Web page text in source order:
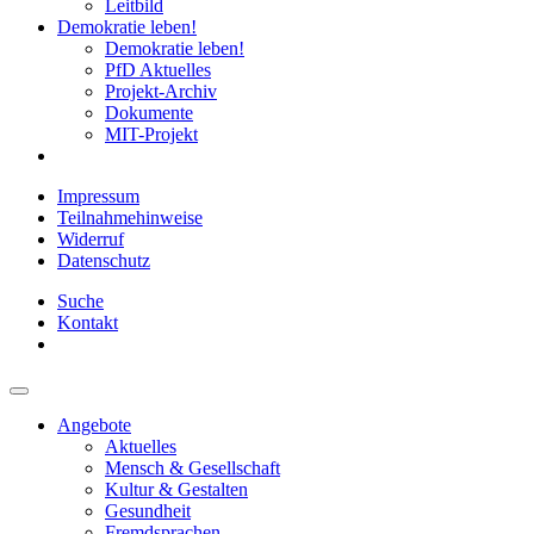
Leitbild
Demokratie leben!
Demokratie leben!
PfD Aktuelles
Projekt-Archiv
Dokumente
MIT-Projekt
Impressum
Teilnahmehinweise
Widerruf
Datenschutz
Suche
Kontakt
Angebote
Aktuelles
Mensch & Gesellschaft
Kultur & Gestalten
Gesundheit